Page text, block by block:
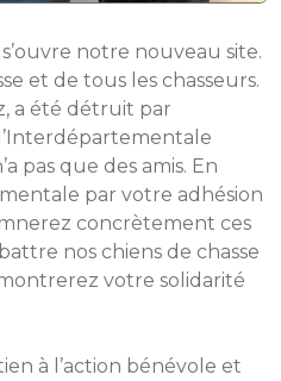
notre nouveau site.
et de tous les chasseurs.
a été détruit par
pas que des amis. En
par votre adhésion
concrètement ces
nos chiens de chasse
votre solidarité
à l’action bénévole et